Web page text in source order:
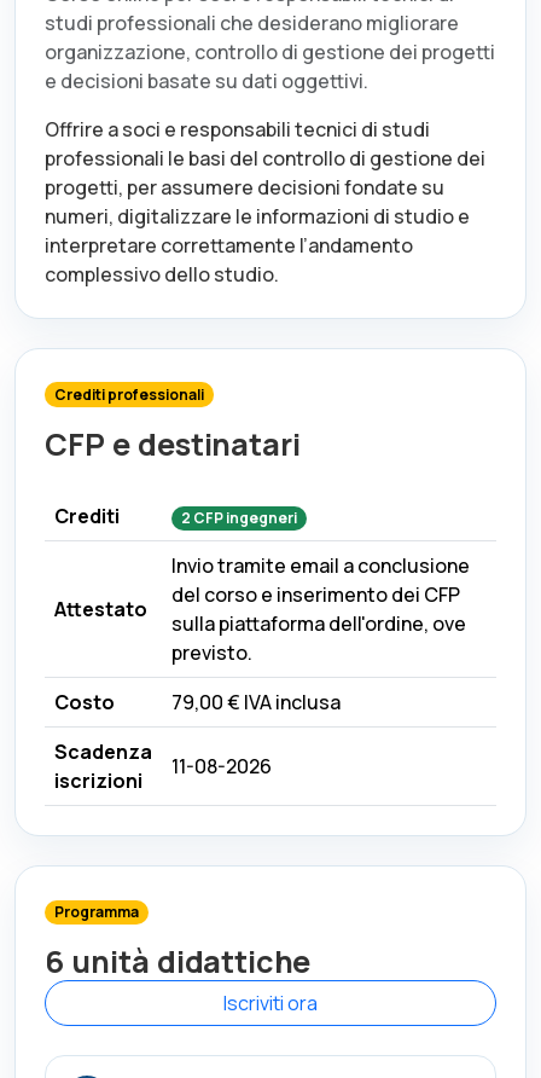
studi professionali che desiderano migliorare
organizzazione, controllo di gestione dei progetti
e decisioni basate su dati oggettivi.
Offrire a soci e responsabili tecnici di studi
professionali le basi del controllo di gestione dei
progetti, per assumere decisioni fondate su
numeri, digitalizzare le informazioni di studio e
interpretare correttamente l’andamento
complessivo dello studio.
Crediti professionali
CFP e destinatari
Crediti 2 CFPingegneri
Attestato
Invio tramite email a conclusione
del corso e inserimento dei CFP
sulla piattaforma dell'ordine, ove
previsto.
Costo
79,00 € IVA inclusa
Scadenza
iscrizioni
11-08-2026
Programma
6 unità didattiche
Iscriviti ora